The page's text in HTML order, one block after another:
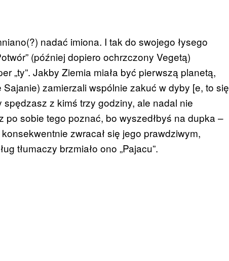
nadać imiona. I tak do swojego łysego
(później dopiero ochrzczony Vegetą)
„ty”. Jakby Ziemia miała być pierwszą planetą,
zamierzali wspólnie zakuć w dyby [e, to się
z kimś trzy godziny, ale nadal nie
sobie tego poznać, bo wyszedłbyś na dupka –
zwracał się jego prawdziwym,
tłumaczy brzmiało ono „Pajacu”.